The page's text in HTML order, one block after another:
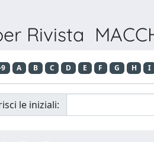
Rivista
A B C D E F G H I
le iniziali: